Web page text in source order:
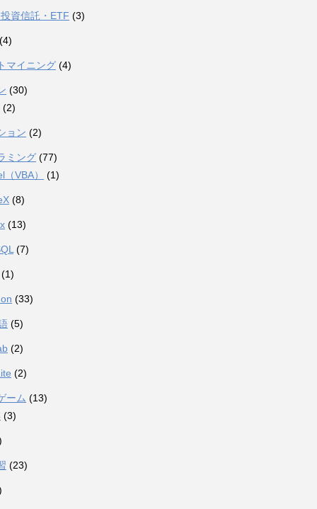
資信託・ETF (3)
マイニング (4)
(30)
(2)
ョン (2)
ミング (77)
（VBA）
(1)
(8)
(13)
(7)
(33)
(5)
(2)
(2)
ーム (13)
(3)
(23)